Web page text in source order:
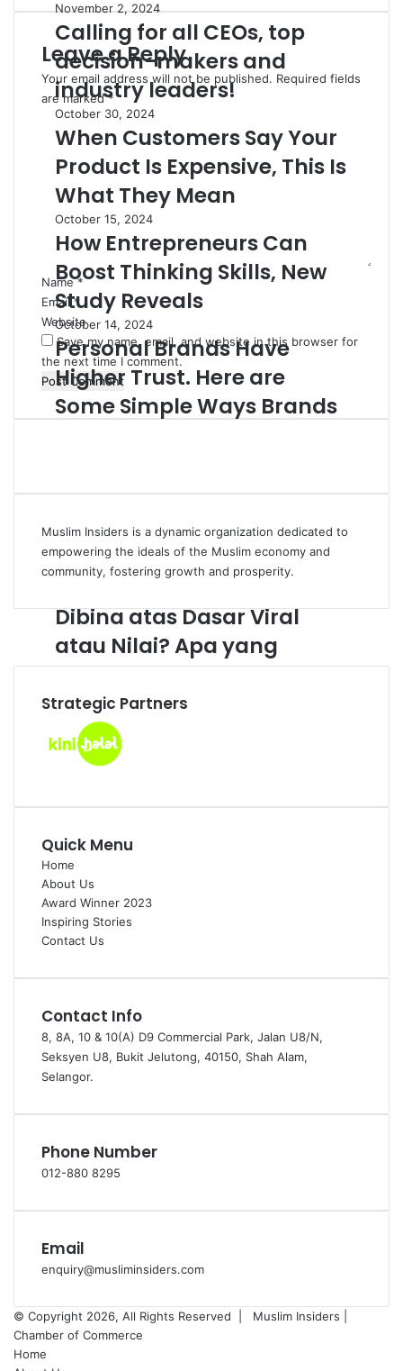
November 2, 2024
Calling for all CEOs, top
decision-makers and
industry leaders!
October 30, 2024
When Customers Say Your
Product Is Expensive, This Is
What They Mean
October 15, 2024
How Entrepreneurs Can
Boost Thinking Skills, New
Study Reveals
October 14, 2024
Personal Brands Have
Higher Trust. Here are
Some Simple Ways Brands
Deals Don’t Go Through
April 22, 2025
Adakah Jenama Anda
Dibina atas Dasar Viral
atau Nilai? Apa yang
Pengasas Perlu Tahu
Leave a Reply
Your email address will not be published. Required fields
are marked*
Name*
Email*
Website
Save my name, email, and website in this browser for
the next time I comment.
Muslim Insiders is a dynamic organization dedicated to
empowering the ideals of the Muslim economy and
community, fostering growth and prosperity.
Strategic Partners
Quick Menu
Home
About Us
Award Winner 2023
Inspiring Stories
Contact Us
Contact Info
8, 8A, 10 & 10(A) D9 Commercial Park, Jalan U8/N,
Seksyen U8, Bukit Jelutong, 40150, Shah Alam,
Selangor.
Phone Number
012-880 8295
Email
enquiry@musliminsiders.com
© Copyright 2026, All Rights Reserved |
Muslim Insiders |
Chamber of Commerce
Home